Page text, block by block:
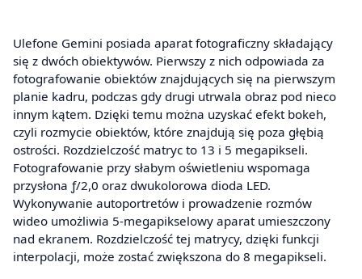
Ulefone Gemini posiada aparat fotograficzny składający
się z dwóch obiektywów. Pierwszy z nich odpowiada za
fotografowanie obiektów znajdujących się na pierwszym
planie kadru, podczas gdy drugi utrwala obraz pod nieco
innym kątem. Dzięki temu można uzyskać efekt bokeh,
czyli rozmycie obiektów, które znajdują się poza głębią
ostrości. Rozdzielczość matryc to 13 i 5 megapikseli.
Fotografowanie przy słabym oświetleniu wspomaga
przysłona ƒ/2,0 oraz dwukolorowa dioda LED.
Wykonywanie autoportretów i prowadzenie rozmów
wideo umożliwia 5-megapikselowy aparat umieszczony
nad ekranem. Rozdzielczość tej matrycy, dzięki funkcji
interpolacji, może zostać zwiększona do 8 megapikseli.